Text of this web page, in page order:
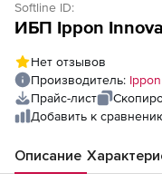
Softline ID:
Нет отзывов
Производитель: Ippon
Прайс-лист
Добавить к
Описание